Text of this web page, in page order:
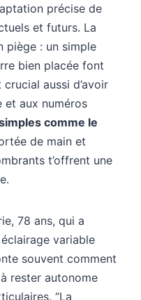
précise de
et futurs. La
piège : un simple
bien placée font
aussi d’avoir
et aux numéros
comme le
de main et
t’offrent une
78 ans, qui a
variable
souvent comment
rester autonome
“La